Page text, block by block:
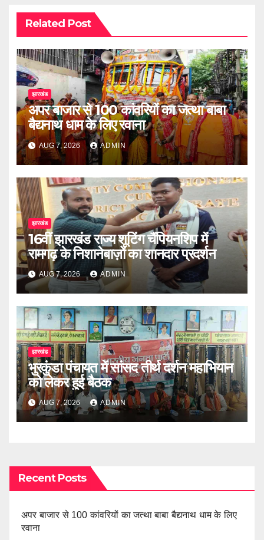
Related Post
झारखंड
अपर बाजार से 100 कांवरियों का जत्था बाबा
बैद्यनाथ धाम के लिए रवाना
AUG 7, 2026 ADMIN
झारखंड
16वीं झारखंड राज्य शूटिंग चैंपियनशिप में
रामगढ़ के निशानेबाज़ों का शानदार प्रदर्शन
AUG 7, 2026 ADMIN
झारखंड
भुरकुंडा पंचायत में सांसद तीर्थ दर्शन महाभियान
को लेकर हुई बैठक
AUG 7, 2026 ADMIN
Recent Posts
अपर बाजार से 100 कांवरियों का जत्था बाबा बैद्यनाथ धाम के लिए
रवाना